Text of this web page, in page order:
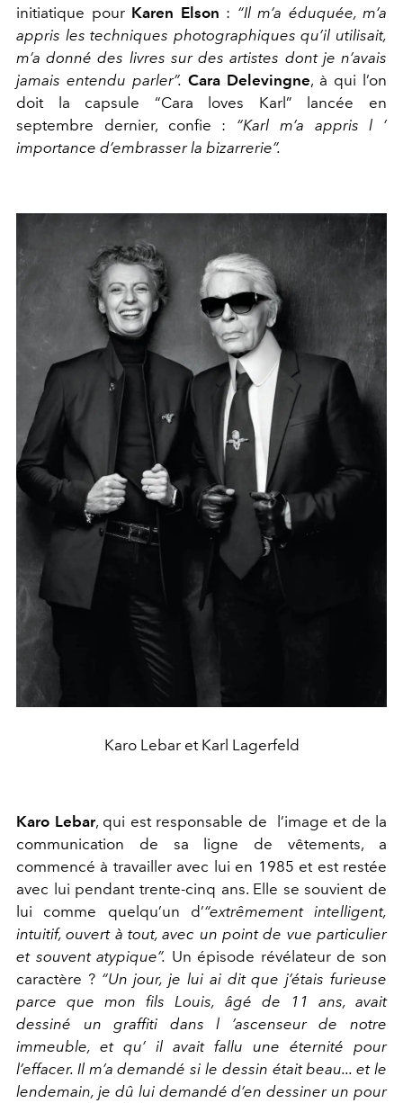
initiatique pourKaren Elson : “Il m’a éduquée, m’a
appris les techniques photographiques qu’il utilisait,
m’a donné des livres sur des artistes dont je n’avais
jamais entendu parler”. Cara Delevingne, à qui l’on
doit la capsule “Cara loves Karl” lancée en
septembre dernier, confie :
“Karl m’a appris l ’
importance d’embrasser la bizarrerie”.
Karo Lebar et Karl Lagerfeld
Karo Lebar, qui est responsable de l’image et de la
communication de sa ligne de vêtements, a
commencé à travailler avec lui en 1985 et est restée
avec lui pendant trente-cinq ans. Elle se souvient de
lui comme quelqu’un d’“extrêmement intelligent,
intuitif, ouvert à tout, avec un point de vue particulier
et souvent atypique”. Un épisode révélateur de son
caractère ? “Un jour, je lui ai dit que j’étais furieuse
parce que mon fils Louis, âgé de 11 ans, avait
dessiné un graffiti dans l ’ascenseur de notre
immeuble, et qu’ il avait fallu une éternité pour
l’effacer. Il m’a demandé si le dessin était beau... et le
lendemain, je dû lui demandé d’en dessiner un pour